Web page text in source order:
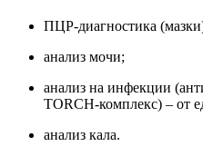
ПЦР-диагностика
анализ мочи;
анализ на инфекции
TORCH-комплекс) – от
анализ кала.